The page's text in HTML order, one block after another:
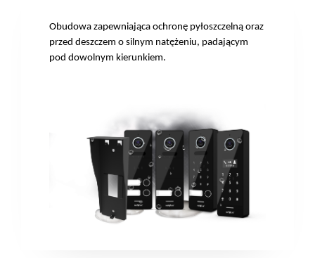
Obudowa zapewniająca ochronę pyłoszczelną oraz
przed deszczem o silnym natężeniu, padającym
pod dowolnym kierunkiem.